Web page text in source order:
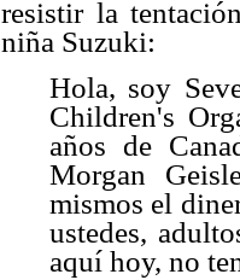
resistir la
niña Suzuki:
Hola, soy
Children's
años de
Morgan
mismos el
ustedes,
aquí hoy, no